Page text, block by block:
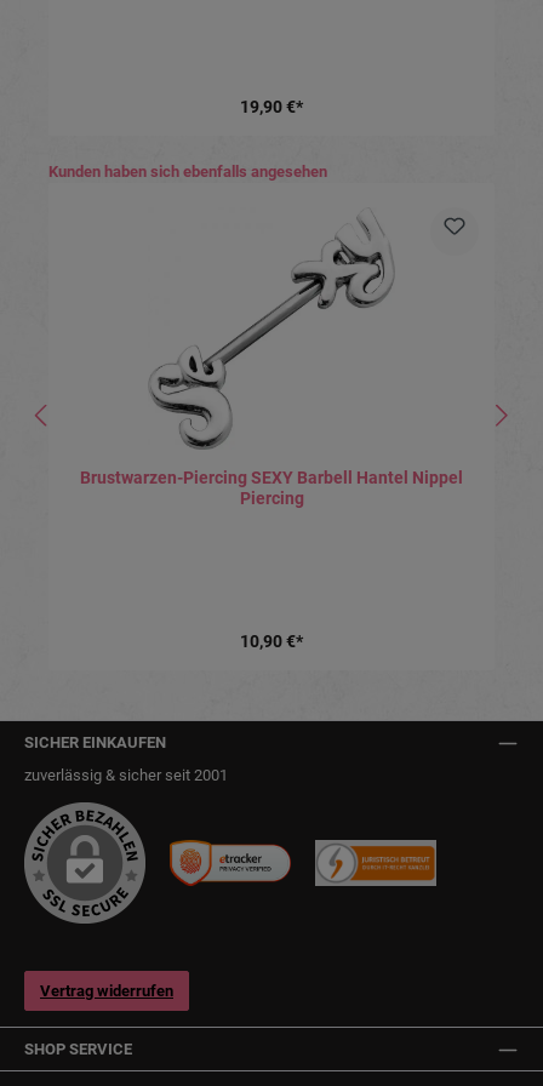
19,90 €*
Produktgalerie überspringen
Kunden haben sich ebenfalls angesehen
Brustwarzen-Piercing SEXY Barbell Hantel Nippel
Piercing
10,90 €*
SICHER EINKAUFEN
zuverlässig & sicher seit 2001
Vertrag widerrufen
SHOP SERVICE